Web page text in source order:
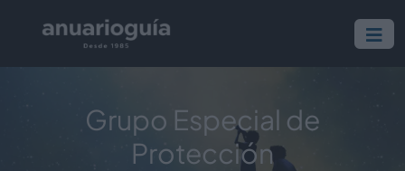
Grupo Especial de
Protección